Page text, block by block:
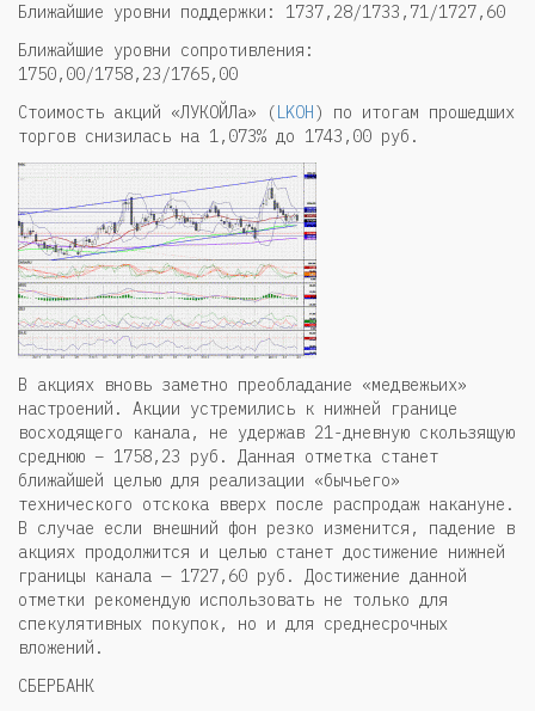
Ближайшие уровни поддержки: 1737,28/1733,71/1727,60
Ближайшие уровни сопротивления:
1750,00/1758,23/1765,00
Стоимость акций «ЛУКОЙЛа» (LKOH) по итогам прошедших
торгов снизилась на 1,073% до 1743,00 руб.
В акциях вновь заметно преобладание «медвежьих»
настроений. Акции устремились к нижней границе
восходящего канала, не удержав 21-дневную скользящую
среднюю – 1758,23 руб. Данная отметка станет
ближайшей целью для реализации «бычьего»
технического отскока вверх после распродаж накануне.
В случае если внешний фон резко изменится, падение в
акциях продолжится и целью станет достижение нижней
границы канала — 1727,60 руб. Достижение данной
отметки рекомендую использовать не только для
спекулятивных покупок, но и для среднесрочных
вложений.
СБЕРБАНК